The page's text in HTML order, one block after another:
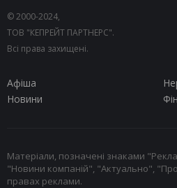
© 2000-2024,
ТОВ "КЕПРЕЙТ ПАРТНЕРС".
Всі права захищені.
Афіша
Новини
Матеріали, позначені знаками
"Новини компаній", "Актуально",
правах реклами.